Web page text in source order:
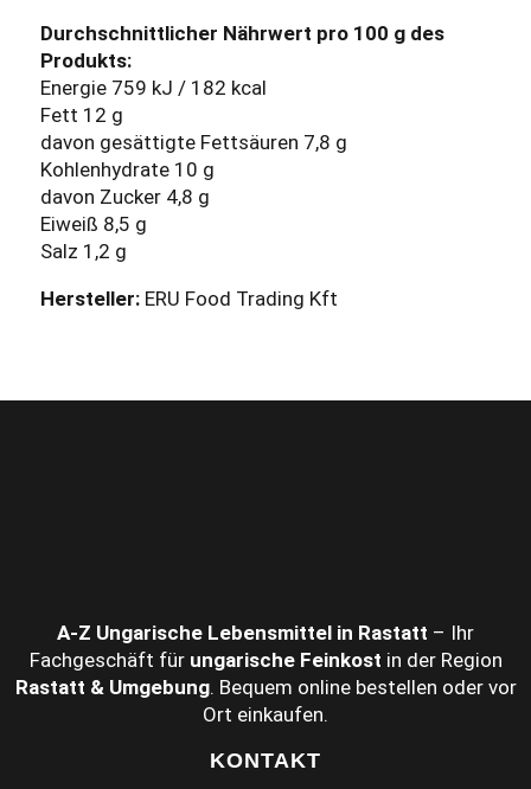
Durchschnittlicher Nährwert pro 100 g des
Produkts:
Energie 759 kJ / 182 kcal
Fett 12 g
davon gesättigte Fettsäuren 7,8 g
Kohlenhydrate 10 g
davon Zucker 4,8 g
Eiweiß 8,5 g
Salz 1,2 g
Hersteller: ERU Food Trading Kft
A‑Z Ungarische Lebensmittel in Rastatt – Ihr
Fachgeschäft für ungarische Feinkost in der Region
Rastatt & Umgebung. Bequem online bestellen oder vor
Ort einkaufen.
KONTAKT